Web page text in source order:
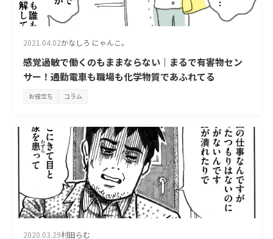
2021.04.02かなしろ にゃんこ。
感覚過敏で働くのもままならない｜まるで有害物セン
サー！通勤電車も職場も化学物質であふれてる
お役立ち コラム
2020.03.29村田らむ